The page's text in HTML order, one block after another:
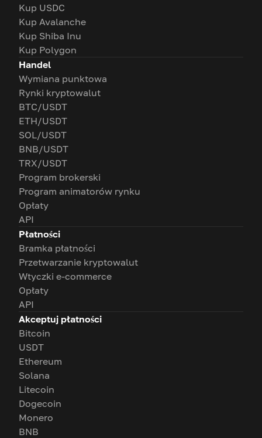
Kup USDC
Kup Avalanche
Kup Shiba Inu
Kup Polygon
Handel
Wymiana punktowa
Rynki kryptowalut
BTC/USDT
ETH/USDT
SOL/USDT
BNB/USDT
TRX/USDT
Program brokerski
Program animatorów rynku
Opłaty
API
Płatności
Bramka płatności
Przetwarzanie kryptowalut
Wtyczki e-commerce
Opłaty
API
Akceptuj płatności
Bitcoin
USDT
Ethereum
Solana
Litecoin
Dogecoin
Monero
BNB